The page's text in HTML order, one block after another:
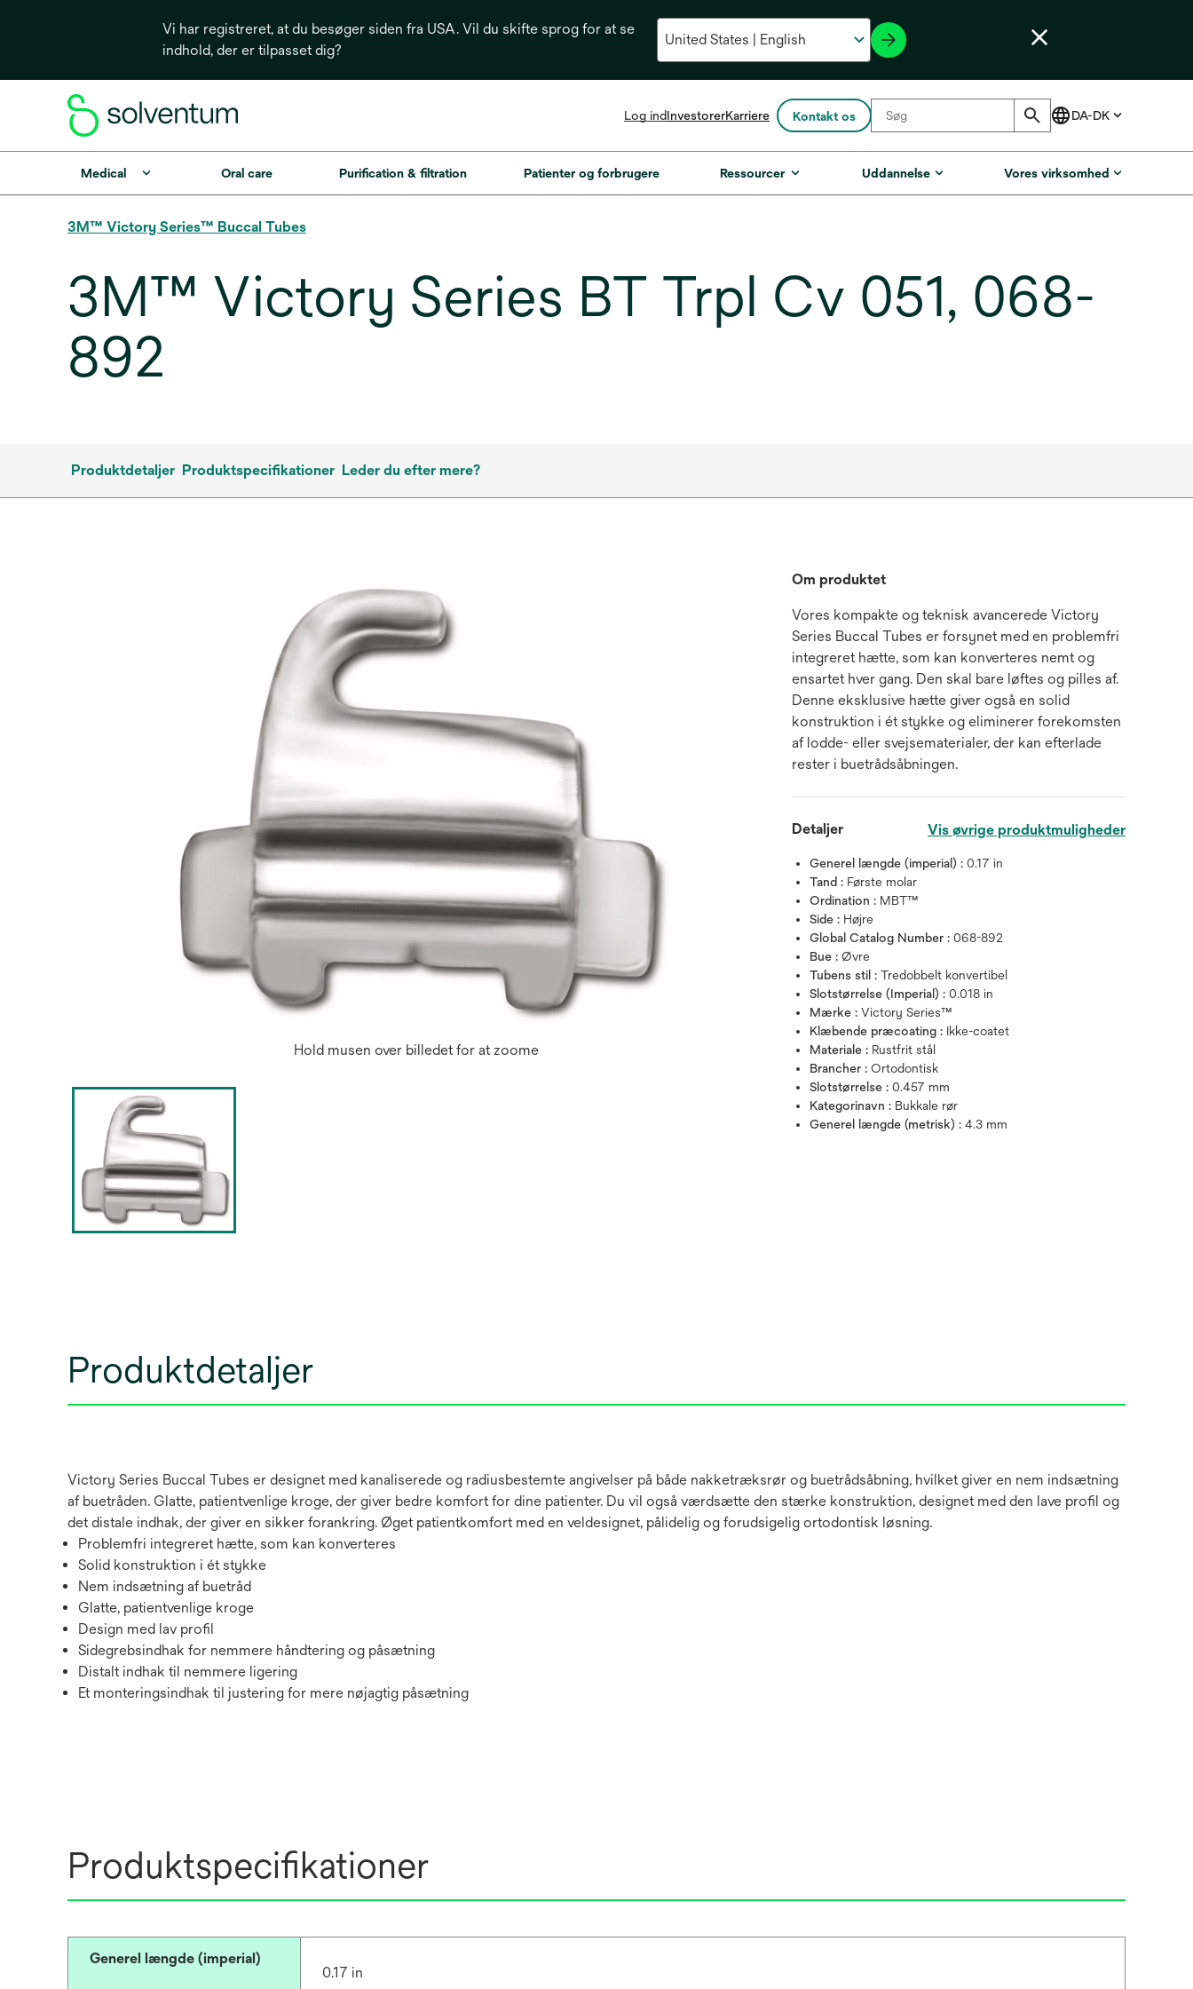
Vi har registreret, at du besøger siden fra USA. Vil du skifte sprog for at se
indhold, der er tilpasset dig?
Log indInvestoreropens
a
new
Karriere Kontakt os
Medical Oral care Purification & filtration Patienter og forbrugere Ressourcer Uddannelse Vores virksomhed
3M™ Victory Series™ Buccal Tubes
3M™ Victory Series BT Trpl Cv 051, 068-
892
Produktdetaljer Produktspecifikationer Leder du efter mere?
Hold musen over billedet for at zoome
Om produktet
Vores kompakte og teknisk avancerede Victory
Series Buccal Tubes er forsynet med en problemfri
integreret hætte, som kan konverteres nemt og
ensartet hver gang. Den skal bare løftes og pilles af.
Denne eksklusive hætte giver også en solid
konstruktion i ét stykke og eliminerer forekomsten
af lodde- eller svejsematerialer, der kan efterlade
rester i buetrådsåbningen.
Detaljer Vis øvrige produktmuligheder
Generel længde (imperial) :0.17 in
Tand : Første molar
Ordination : MBT™
Side : Højre
Global Catalog Number :068-892
Bue :Øvre
Tubens stil :Tredobbelt konvertibel
Slotstørrelse (Imperial) :0.018 in
Mærke :Victory Series™
Klæbende præcoating : Ikke-coatet
Materiale : Rustfrit stål
Brancher :Ortodontisk
Slotstørrelse :0.457 mm
Kategorinavn : Bukkale rør
Generel længde (metrisk) :4.3 mm
Produktdetaljer
Victory Series Buccal Tubes er designet med kanaliserede og radiusbestemte angivelser på både nakketræksrør og buetrådsåbning, hvilket giver en nem indsætning
af buetråden. Glatte, patientvenlige kroge, der giver bedre komfort for dine patienter. Du vil også værdsætte den stærke konstruktion, designet med den lave profil og
det distale indhak, der giver en sikker forankring. Øget patientkomfort med en veldesignet, pålidelig og forudsigelig ortodontisk løsning.
Problemfri integreret hætte, som kan konverteres
Solid konstruktion i ét stykke
Nem indsætning af buetråd
Glatte, patientvenlige kroge
Design med lav profil
Sidegrebsindhak for nemmere håndtering og påsætning
Distalt indhak til nemmere ligering
Et monteringsindhak til justering for mere nøjagtig påsætning
Produktspecifikationer
Generel længde (imperial)
0.17 in